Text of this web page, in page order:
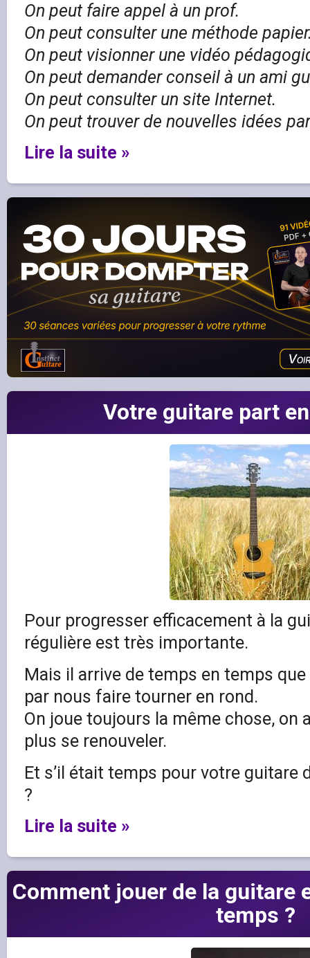
On peut faire appel à un prof.
On peut consulter une méthode
On peut visionner une vidéo
On peut demander conseil à un ami
On peut consulter un site Internet.
On peut trouver de nouvelles idées
Lire la suite »
Votre guitare part
Pour progresser efficacement à la
régulière est très importante.
Mais il arrive de temps en temps
par nous faire tourner en rond.
On joue toujours la même chose, on
plus se renouveler.
Et s’il était temps pour votre guitare
?
Lire la suite »
Comment jouer de la guitare
temps ?